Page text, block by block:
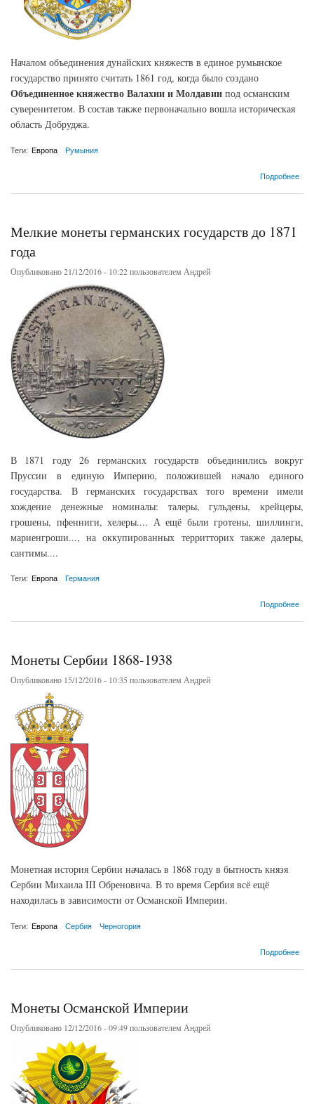
Началом объединения дунайских княжеств в единое румынское
государство принято считать 1861 год, когда было создано
Объединенное княжество Валахии и Молдавии под османским
суверенитетом. В состав также первоначально вошла историческая
область Добруджа.
Теги: Европа Румыния
Подробнее
Мелкие монеты германских государств до 1871
года
Опубликовано 21/12/2016 - 10:22 пользователем Андрей
В 1871 году 26 германских государств объединились вокруг
Пруссии в единую Империю, положившей начало единого
государства. В германских государствах того времени имели
хождение денежные номиналы: талеры, гульдены, крейцеры,
грошены, пфенниги, хелеры.... А ещё были гротены, шиллинги,
мариенгроши..., на оккупированных территторих также далеры,
сантимы....
Теги: Европа Германия
Подробнее
Монеты Сербии 1868-1938
Опубликовано 15/12/2016 - 10:35 пользователем Андрей
Монетная история Сербии началась в 1868 году в бытность князя
Сербии Михаила III Обреновича. В то время Сербия всё ещё
находилась в зависимости от Османской Империи.
Теги: Европа Сербия Черногория
Подробнее
Монеты Османской Империи
Опубликовано 12/12/2016 - 09:49 пользователем Андрей